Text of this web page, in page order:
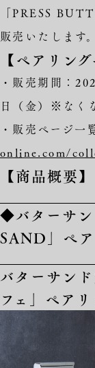
「PRESS
販売いたします。
【ペアリン
・販売期間：
日（金）※なく
・販売ページ一
online.com/
【商品概要】
◆バターサ
SAND」ぺ
バターサン
フェ」ペア